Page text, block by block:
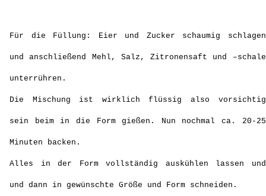
Für die Füllung: Eier und Zucker schaumig schlagen
und anschließend Mehl, Salz, Zitronensaft und –schale
unterrühren.
Die Mischung ist wirklich flüssig also vorsichtig
sein beim in die Form gießen. Nun nochmal ca. 20-25
Minuten backen.
Alles in der Form vollständig auskühlen lassen und
und dann in gewünschte Größe und Form schneiden.